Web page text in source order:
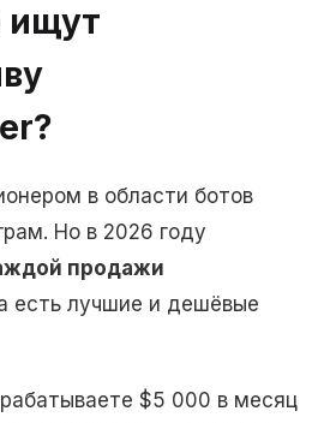
ищут
в области ботов
Но в 2026 году
продажи
есть лучшие и дешёвые
$5 000 в месяц